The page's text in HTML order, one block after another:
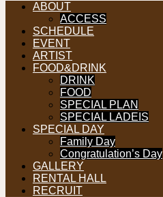
ABOUT
ACCESS
SCHEDULE
EVENT
ARTIST
FOOD&DRINK
DRINK
FOOD
SPECIAL PLAN
SPECIAL LADEIS
SPECIAL DAY
Family Day
Congratulation’s Day
GALLERY
RENTAL HALL
RECRUIT